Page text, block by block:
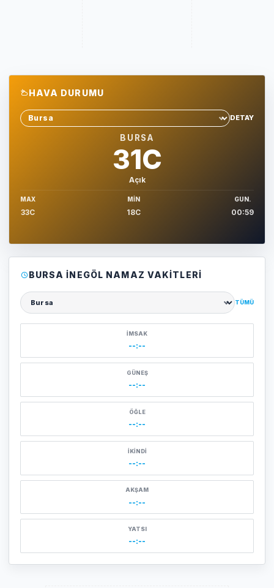
HAVA DURUMU
Sehir sec
DETAY
BURSA
31C
Açık
MAX
33C
MIN
18C
GUN.
00:59
BURSA İNEGÖL NAMAZ VAKITLERI
Şehir seçin
TÜMÜ
İMSAK
--:--
GÜNEŞ
--:--
ÖĞLE
--:--
İKINDI
--:--
AKŞAM
--:--
YATSI
--:--